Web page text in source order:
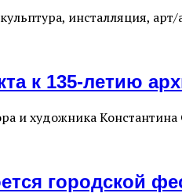
инсталляция, арт/
к 135-летию
и художника
городской